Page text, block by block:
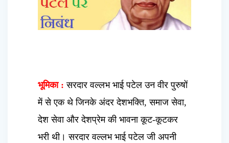
भूमिका : सरदार वल्लभ भाई पटेल उन वीर पुरुषों
में से एक थे जिनके अंदर देशभक्ति, समाज सेवा,
देश सेवा और देशप्रेम की भावना कूट-कूटकर
भरी थी। सरदार वल्लभ भाई पटेल जी अपनी